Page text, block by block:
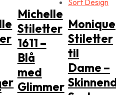
Michelle
Stiletter
1611 –
Blå
med
Glimmer
Monique
Stiletter
til
Dame –